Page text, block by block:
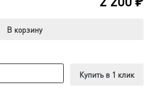
В корзину
Купить в 1 клик